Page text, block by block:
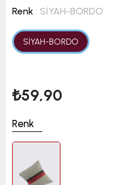
Renk : SİYAH-BORDO
SİYAH-BORDO
₺59,90
Renk